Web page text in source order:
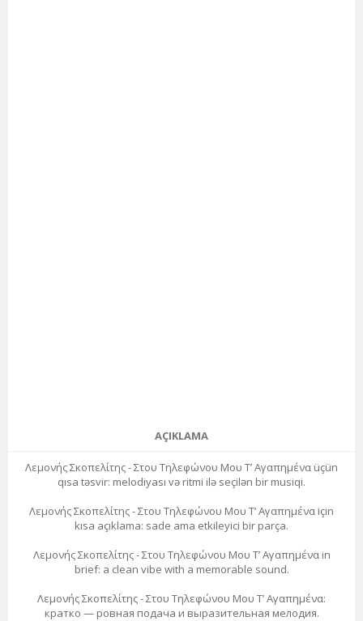
AÇIKLAMA
Λεμονής Σκοπελίτης - Στου Τηλεφώνου Μου Τ’ Αγαπημένα üçün
qısa təsvir: melodiyası və ritmi ilə seçilən bir musiqi.
Λεμονής Σκοπελίτης - Στου Τηλεφώνου Μου Τ’ Αγαπημένα için
kısa açıklama: sade ama etkileyici bir parça.
Λεμονής Σκοπελίτης - Στου Τηλεφώνου Μου Τ’ Αγαπημένα in
brief: a clean vibe with a memorable sound.
Λεμονής Σκοπελίτης - Στου Τηλεφώνου Μου Τ’ Αγαπημένα:
кратко — ровная подача и выразительная мелодия.